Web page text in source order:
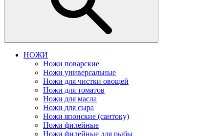
НОЖИ
Ножи поварские
Ножи универсальные
Ножи для чистки овощей
Ножи для томатов
Ножи для масла
Ножи для сыра
Ножи японские (сантоку)
Ножи филейные
Ножи филейные для рыбы